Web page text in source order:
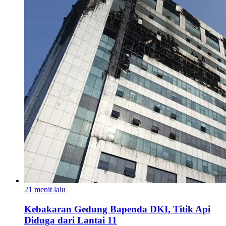
21 menit lalu
Kebakaran Gedung Bapenda DKI, Titik Api
Diduga dari Lantai 11